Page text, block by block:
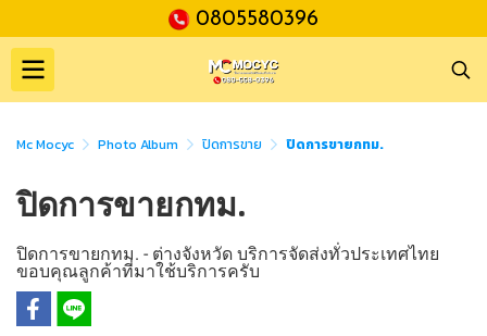
0805580396
Mc Mocyc Photo Album ปิดการขาย ปิดการขายกทม.
ปิดการขายกทม.
ปิดการขายกทม. - ต่างจังหวัด บริการจัดส่งทั่วประเทศไทย
ขอบคุณลูกค้าที่มาใช้บริการครับ